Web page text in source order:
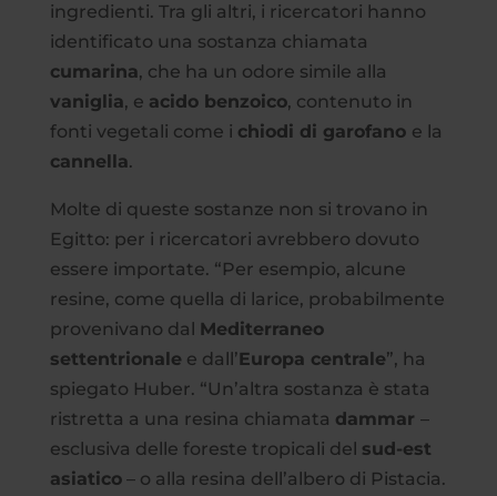
ingredienti. Tra gli altri, i ricercatori hanno
identificato una sostanza chiamata
cumarina, che ha un odore simile alla
vaniglia, e acido benzoico, contenuto in
fonti vegetali come i chiodi di garofano e la
cannella.
Molte di queste sostanze non si trovano in
Egitto: per i ricercatori avrebbero dovuto
essere importate. “Per esempio, alcune
resine, come quella di larice, probabilmente
provenivano dal
Mediterraneo
settentrionale e dall’Europa centrale”, ha
spiegato Huber. “Un’altra sostanza è stata
ristretta a una resina chiamata dammar –
esclusiva delle foreste tropicali del sud-est
asiatico– o alla resina dell’albero di Pistacia.